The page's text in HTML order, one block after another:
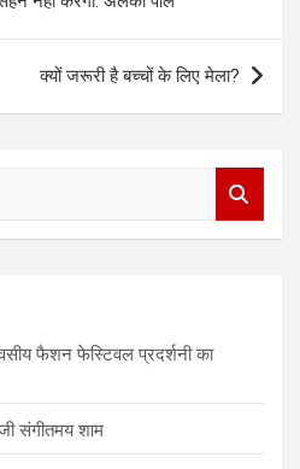
क्यों जरूरी है बच्चों के लिए मेला?
फैशन फेस्टिवल प्रदर्शनी का
संगीतमय शाम